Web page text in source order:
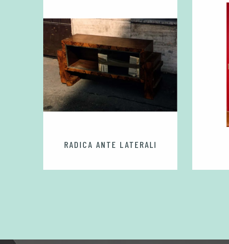
RADICA ANTE LATERALI